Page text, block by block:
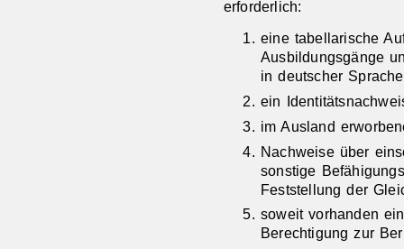
erforderlich:
eine tabellarische
Ausbildungsgänge
in deutscher Sprache
ein
im Ausland
Nachweise über
sonstige
Feststellung der
soweit vorhanden
Berechtigung zur